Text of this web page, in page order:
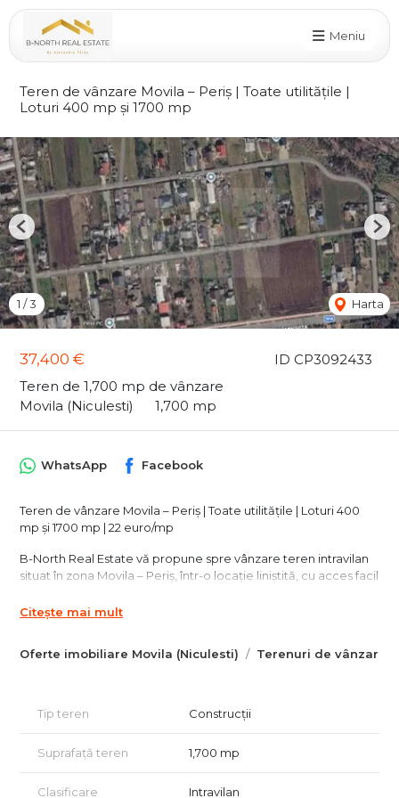
Meniu
Teren de vânzare Movila – Periș | Toate utilitățile |
Loturi 400 mp și 1700 mp
ID CP3092433
37,400 €
Teren de 1,700 mp de vânzare
Movila (Niculesti)
1,700 mp
1 /3 Harta
Previous
Oferte imobiliare Movila (Niculesti) Terenuri de vânzare
WhatsApp Facebook
Teren de vânzare Movila – Periș | Toate utilitățile | Loturi 400
mp și 1700 mp | 22 euro/mp
B-North Real Estate vă propune spre vânzare teren intravilan
situat în zona Movila – Periș, într-o locație liniștită, cu acces facil
rezidențiale sau investiție.
parcelare și poate fi configurată în funcție de necesitățile
2 loturi a câte 400 mp
1 lot de aproximativ 1700 mp
Terenul este poziționat pe a doua stradă, în zona Bisericii
Penticostale „Elim”, într-un cadru liniștit și potrivit pentru
dezvoltare rezidențială.
Citește mai mult
Tip teren Construcții
Suprafață teren 1,700 mp
Clasificare Intravilan